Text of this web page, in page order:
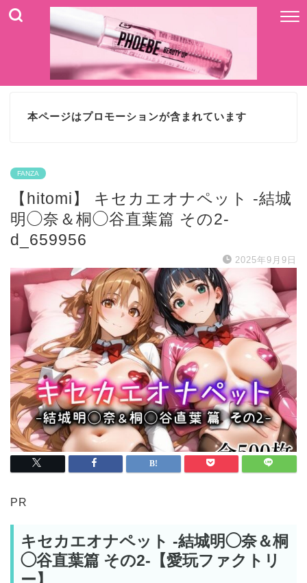
本ページはプロモーションが含まれています
FANZA
【hitomi】 キセカエオナペット -結城
明◯奈＆桐◯谷直葉篇 その2-
d_659956
2025年9月9日
PR
キセカエオナペット -結城明◯奈＆桐
◯谷直葉篇 その2-【愛玩ファクトリ
ー】